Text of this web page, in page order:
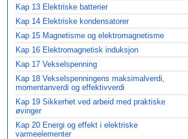
Kap 13 Elektriske batterier
Kap 14 Elektriske kondensatorer
Kap 15 Magnetisme og elektromagnetisme
Kap 16 Elektromagnetisk induksjon
Kap 17 Vekselspenning
Kap 18 Vekselspenningens maksimalverdi,
momentanverdi og effektivverdi
Kap 19 Sikkerhet ved arbeid med praktiske
øvinger
Kap 20 Energi og effekt i elektriske
varmeelementer